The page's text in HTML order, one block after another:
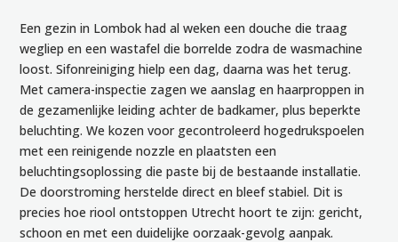
Een gezin in Lombok had al weken een douche die traag
wegliep en een wastafel die borrelde zodra de wasmachine
loost. Sifonreiniging hielp een dag, daarna was het terug.
Met camera-inspectie zagen we aanslag en haarproppen in
de gezamenlijke leiding achter de badkamer, plus beperkte
beluchting. We kozen voor gecontroleerd hogedrukspoelen
met een reinigende nozzle en plaatsten een
beluchtingsoplossing die paste bij de bestaande installatie.
De doorstroming herstelde direct en bleef stabiel. Dit is
precies hoe riool ontstoppen Utrecht hoort te zijn: gericht,
schoon en met een duidelijke oorzaak-gevolg aanpak.